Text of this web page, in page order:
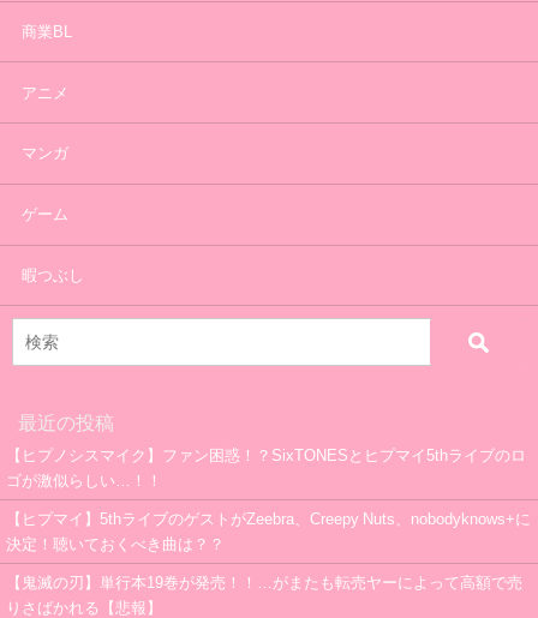
商業BL
アニメ
マンガ
ゲーム
暇つぶし
最近の投稿
【ヒプノシスマイク】ファン困惑！？SixTONESとヒプマイ5thライブのロ
ゴが激似らしい…！！
【ヒプマイ】5thライブのゲストがZeebra、Creepy Nuts、nobodyknows+に
決定！聴いておくべき曲は？？
【鬼滅の刃】単行本19巻が発売！！…がまたも転売ヤーによって高額で売
りさばかれる【悲報】